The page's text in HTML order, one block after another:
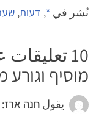
نُشر في *
, דעות,
10 تعليقات على "
מוסיף וגורע
يقول חנה ארז: